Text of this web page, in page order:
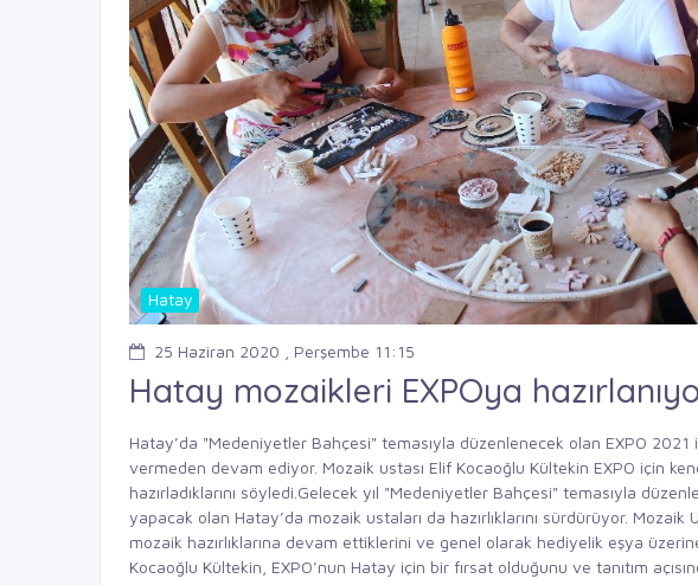
Hatay
25 Haziran 2020 , Perşembe 11:15
Hatay mozaikleri EXPOya
Hatay’da "Medeniyetler Bahçesi" temasıyla düzenlenecek olan EXPO 2021
vermeden devam ediyor. Mozaik ustası Elif Kocaoğlu Kültekin EXPO için
hazırladıklarını söyledi.Gelecek yıl "Medeniyetler Bahçesi" temasıyla
yapacak olan Hatay’da mozaik ustaları da hazırlıklarını sürdürüyor. Mozaik
mozaik hazırlıklarına devam ettiklerini ve genel olarak hediyelik eşya
Kocaoğlu Kültekin, EXPO’nun Hatay için bir fırsat olduğunu ve tanıtım